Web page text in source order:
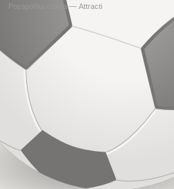
Рорзробка сайта — Attracti